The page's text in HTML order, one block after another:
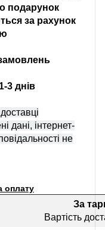
подарунок
за рахунок
1-3 днів
дані, інтернет-
не
оплату
За
Вартість